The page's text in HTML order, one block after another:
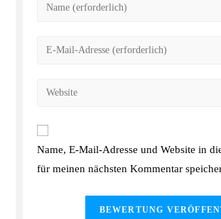
Name, E-Mail-Adresse und Website in
für meinen nächsten Kommentar